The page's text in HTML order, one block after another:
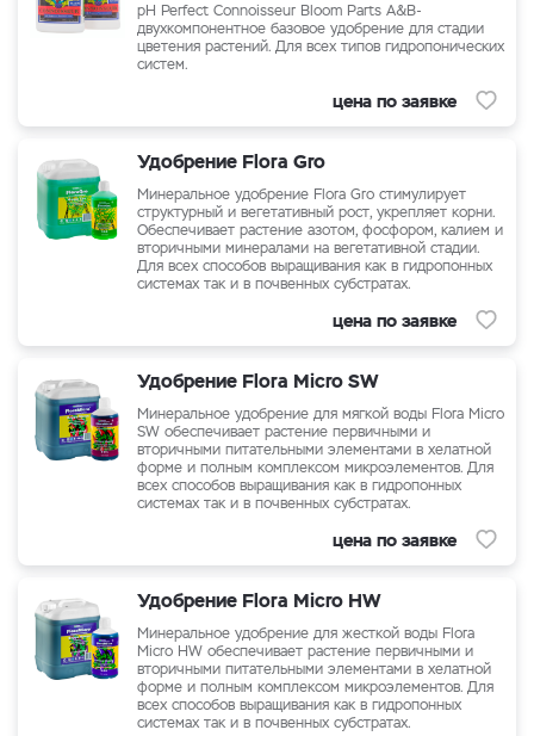
pH Perfect Connoisseur Bloom Parts A&B-
двухкомпонентное базовое удобрение для стадии
цветения растений. Для всех типов гидропонических
систем.
цена по заявке
Удобрение Flora Gro
Минеральное удобрение Flora Gro стимулирует
структурный и вегетативный рост, укрепляет корни.
Обеспечивает растение азотом, фосфором, калием и
вторичными минералами на вегетативной стадии.
Для всех способов выращивания как в гидропонных
системах так и в почвенных субстратах.
цена по заявке
Удобрение Flora Micro SW
Минеральное удобрение для мягкой воды Flora Micro
SW обеспечивает растение первичными и
вторичными питательными элементами в хелатной
форме и полным комплексом микроэлементов. Для
всех способов выращивания как в гидропонных
системах так и в почвенных субстратах.
цена по заявке
Удобрение Flora Micro HW
Минеральное удобрение для жесткой воды Flora
Micro HW обеспечивает растение первичными и
вторичными питательными элементами в хелатной
форме и полным комплексом микроэлементов. Для
всех способов выращивания как в гидропонных
системах так и в почвенных субстратах.